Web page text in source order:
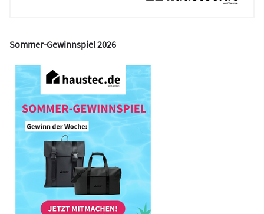
Sommer-Gewinnspiel 2026